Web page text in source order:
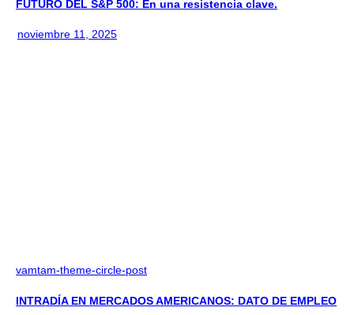
FUTURO DEL S&P 500: En una resistencia clave.
noviembre 11, 2025
vamtam-theme-circle-post
INTRADÍA EN MERCADOS AMERICANOS: DATO DE EMPLEO